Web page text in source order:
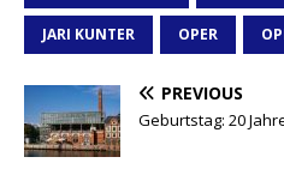
JARI KUNTER OPER
PREVIOUS
Geburtstag: 20